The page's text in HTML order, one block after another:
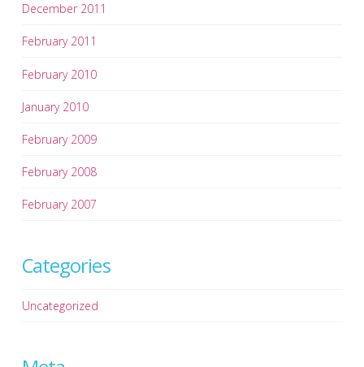
December 2011
February 2011
February 2010
January 2010
February 2009
February 2008
February 2007
Categories
Uncategorized